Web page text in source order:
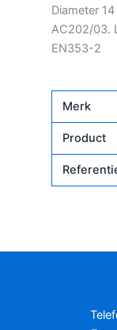
Diameter
AC202/03.
EN353-2
Merk
Product